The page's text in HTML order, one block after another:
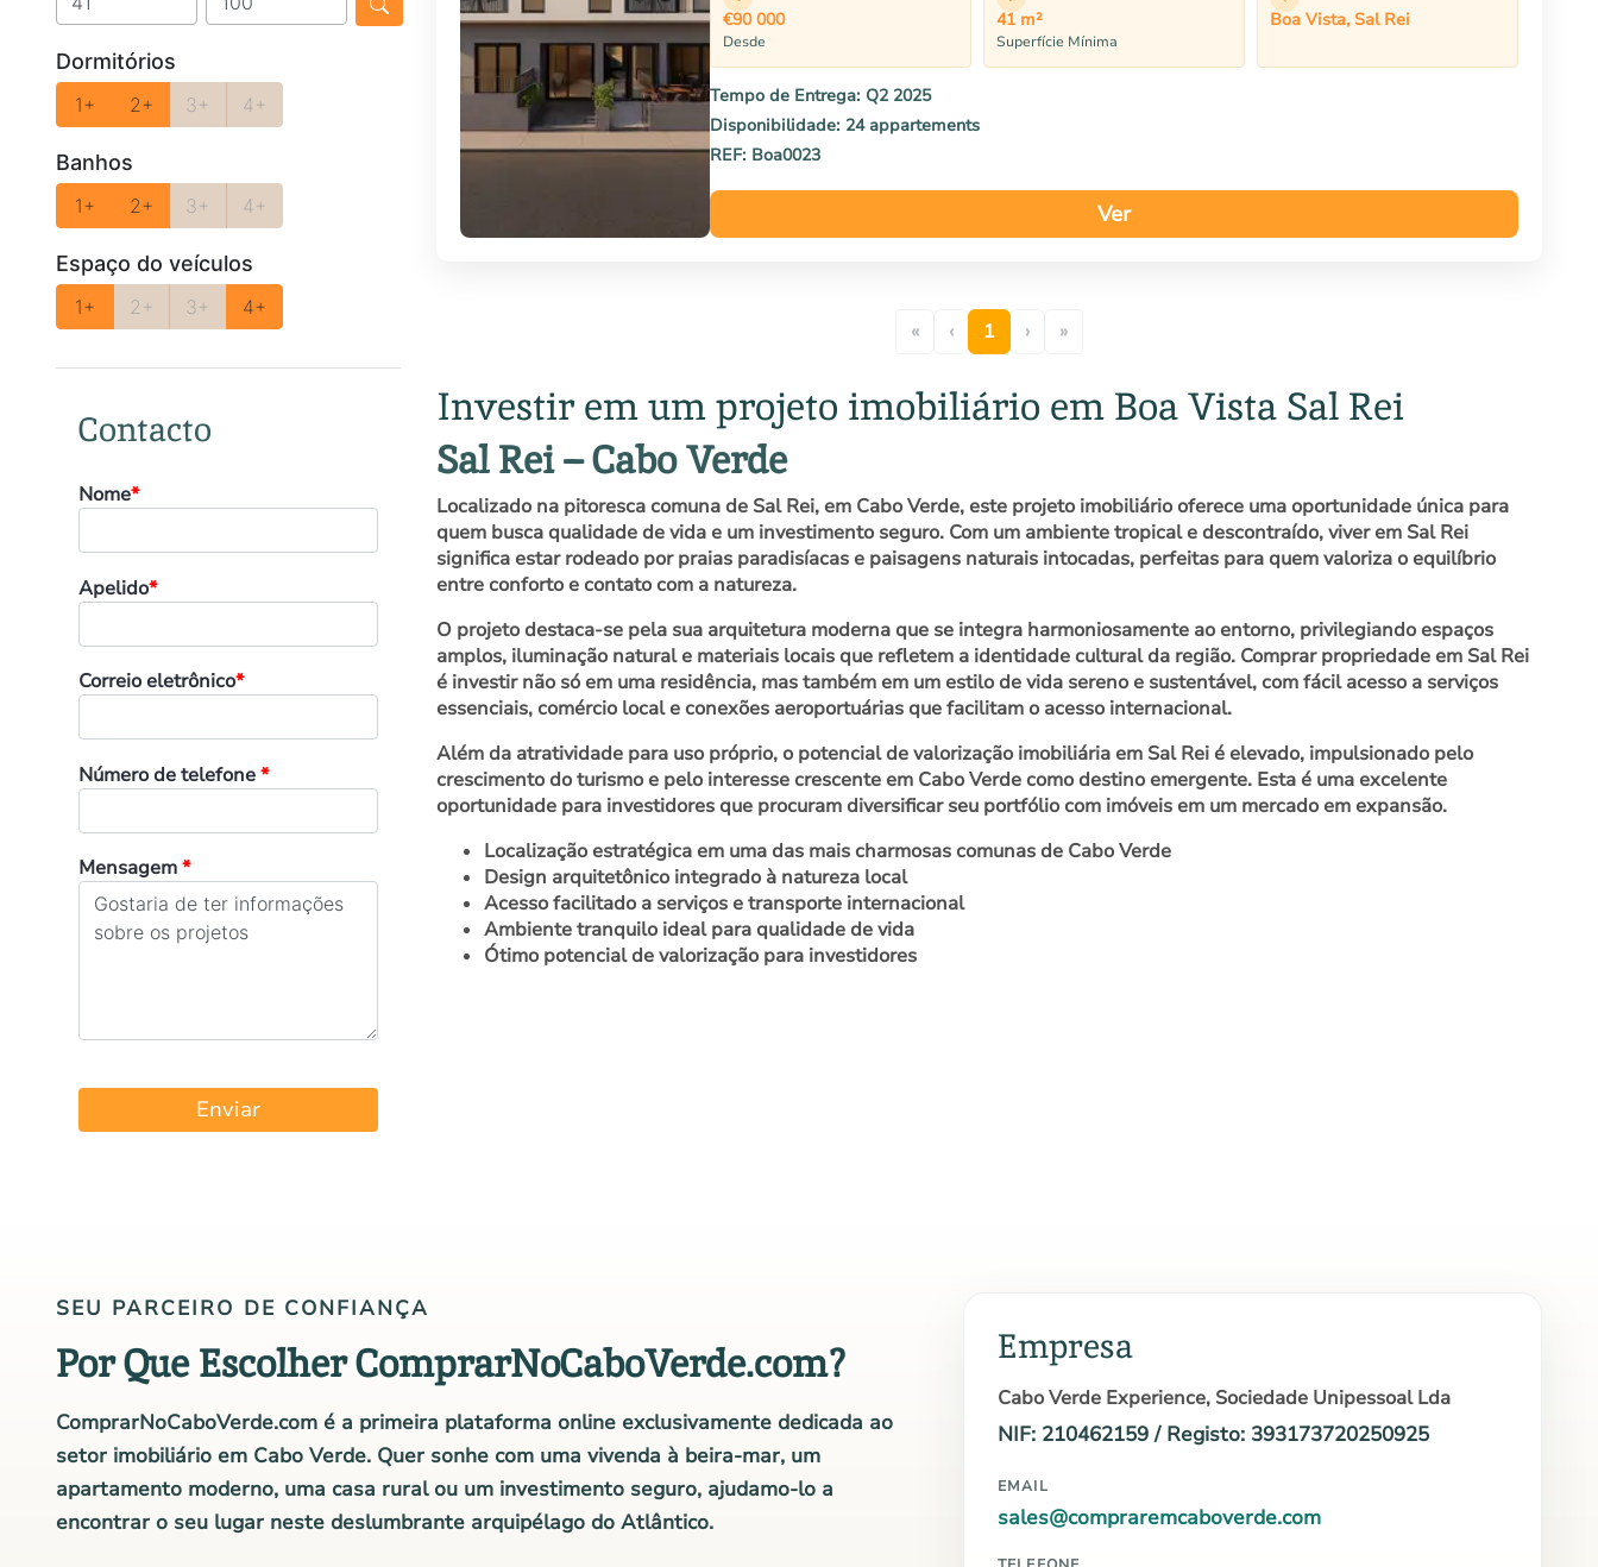
Dormitórios
1+ 2+ 3+ 4+
Banhos
1+ 2+ 3+ 4+
Espaço do veículos
1+ 2+ 3+ 4+
Contacto
Nome*
Apelido*
Correio eletrônico*
Número de telefone*
Mensagem*
Enviar
€90 000
Desde
41 m²
Superfície Mínima
Boa Vista, Sal Rei
Tempo de Entrega: Q2 2025
Disponibilidade: 24 appartements
REF: Boa0023
Ver
« ‹ 1 › »
Investir em um projeto imobiliário em Boa Vista Sal Rei
Sal Rei – Cabo Verde
Localizado na pitoresca comuna de Sal Rei, em Cabo Verde, este projeto imobiliário oferece uma oportunidade única para
quem busca qualidade de vida e um investimento seguro. Com um ambiente tropical e descontraído, viver em Sal Rei
significa estar rodeado por praias paradisíacas e paisagens naturais intocadas, perfeitas para quem valoriza o equilíbrio
entre conforto e contato com a natureza.
O projeto destaca-se pela sua arquitetura moderna que se integra harmoniosamente ao entorno, privilegiando espaços
amplos, iluminação natural e materiais locais que refletem a identidade cultural da região. Comprar propriedade em Sal Rei
é investir não só em uma residência, mas também em um estilo de vida sereno e sustentável, com fácil acesso a serviços
essenciais, comércio local e conexões aeroportuárias que facilitam o acesso internacional.
Além da atratividade para uso próprio, o potencial de valorização imobiliária em Sal Rei é elevado, impulsionado pelo
crescimento do turismo e pelo interesse crescente em Cabo Verde como destino emergente. Esta é uma excelente
oportunidade para investidores que procuram diversificar seu portfólio com imóveis em um mercado em expansão.
Localização estratégica em uma das mais charmosas comunas de Cabo Verde
Design arquitetônico integrado à natureza local
Acesso facilitado a serviços e transporte internacional
Ambiente tranquilo ideal para qualidade de vida
Ótimo potencial de valorização para investidores
SEU PARCEIRO DE CONFIANÇA
Por Que Escolher ComprarNoCaboVerde.com?
ComprarNoCaboVerde.com é a primeira plataforma online exclusivamente dedicada ao
setor imobiliário em Cabo Verde. Quer sonhe com uma vivenda à beira-mar, um
apartamento moderno, uma casa rural ou um investimento seguro, ajudamo-lo a
encontrar o seu lugar neste deslumbrante arquipélago do Atlântico.
Empresa
Cabo Verde Experience, Sociedade Unipessoal Lda
NIF: 210462159 / Registo: 393173720250925
EMAIL
sales@compraremcaboverde.com